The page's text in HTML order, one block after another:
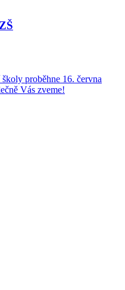
proběhne 16. června
Vás zveme!